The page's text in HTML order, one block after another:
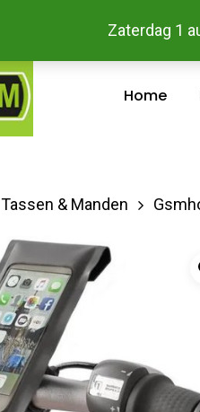
Zaterdag 1
Bestel En
Home
Tassen & Manden